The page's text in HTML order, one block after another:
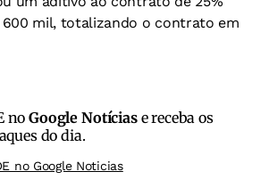
600 mil, totalizando o contrato em
noGoogle Notíciase receba os
do dia.
no Google Noticias